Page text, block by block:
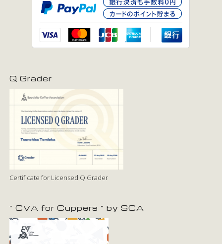
Q Grader
Certificate for Licensed Q Grader
” CVA for Cuppers ” by SCA